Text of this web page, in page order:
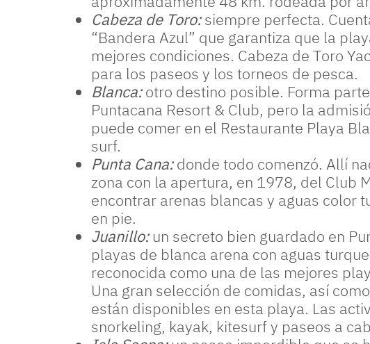
Cabeza de Toro:siempre perfecta.
“Bandera Azul” que garantiza que la
mejores condiciones. Cabeza de Toro
para los paseos y los torneos de pesca.
Blanca:otro destino posible. Forma
Puntacana Resort & Club, pero la
puede comer en el Restaurante Playa
surf.
Punta Cana:donde todo comenzó. Allí
zona con la apertura, en 1978, del Club
encontrar arenas blancas y aguas color
en pie.
Juanillo:un secreto bien guardado en
playas de blanca arena con aguas
reconocida como una de las mejores
Una gran selección de comidas, así
están disponibles en esta playa. Las
snorkeling, kayak, kitesurf y paseos a